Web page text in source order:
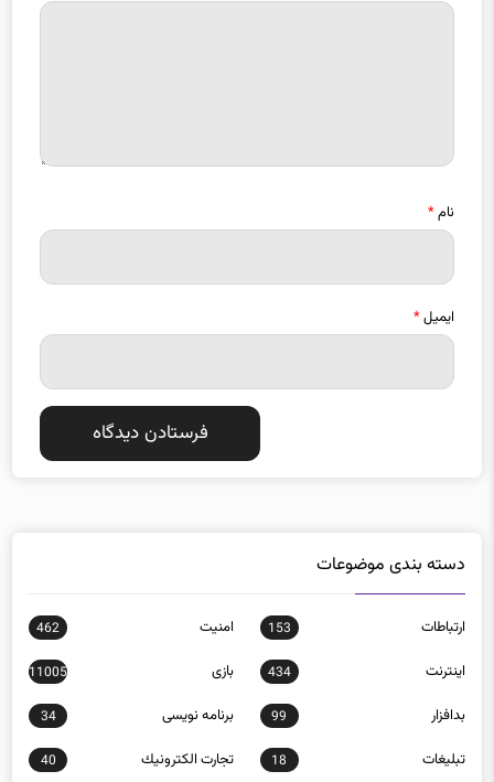
ایمیل*
ارتباطات
اينترنت 434 بازی 11005
بدافزار 99 برنامه نويسی 34
تبلیغات 18 تجارت الكترونيك 40
تکنولوژی 1457 خودرو 7125